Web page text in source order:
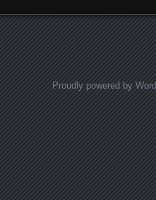
Proudly powered by